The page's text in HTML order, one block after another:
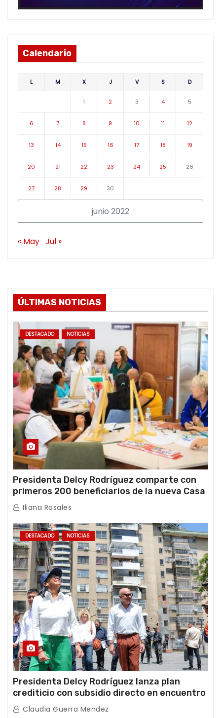
Calendario
junio 2022
L M X J V S D
1 2 3 4 5
6 7 8 9 10 11 12
13 14 15 16 17 18 19
20 21 22 23 24 25 26
27 28 29 30
« May Jul »
ÚLTIMAS NOTICIAS
DESTACADO NOTICIAS
Presidenta Delcy Rodríguez comparte con
primeros 200 beneficiarios de la nueva Casa
de los Abuelos “La Primavera” en Caracas
Iliana Rosales
DESTACADO NOTICIAS
Presidenta Delcy Rodríguez lanza plan
crediticio con subsidio directo en encuentro
con Juntas de Condominio
Claudia Guerra Mendez